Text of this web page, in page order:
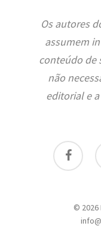
Os autores
assumem
conteúdo de
não
editorial e
facebook
© 2026